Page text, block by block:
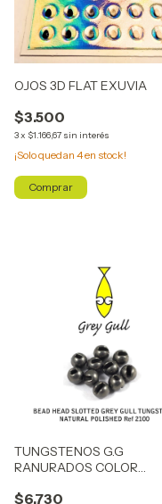
OJOS 3D FLAT EXUVIA
$3.500
3x $1.166,67 sin interés
¡Solo quedan 4en stock!
Comprar
TUNGSTENOS G.G
RANURADOS COLOR
$6.730